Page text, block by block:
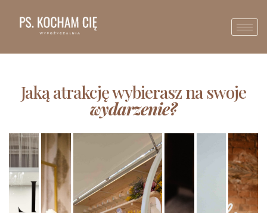
Jaką atrakcję wybierasz na swoje
wydarzenie?